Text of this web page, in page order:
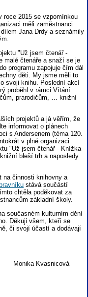
roce 2015 se vzpomínkou
měli zaměstnanci
Jana Drdy a seznámily
"Už jsem čtenář -
malé čtenáře a snaží se je
programu zapojuje čím dál
děti. My jsme měli to
svoji knihu. Poslední akcí
proběhl v rámci Vítání
prarodičům, … knižní
projektů a já věřím, že
informovat o plánech
s Andersenem (téma 120.
v plné organizaci
"Už jsem čtenář - Knížka
bleší trh a naposledy
na činnosti knihovny a
stává součástí
chtěla poděkovat za
základní školy.
současném kulturním dění
Děkuji všem, kteří se
či svojí účastí a dodávají
Monika Kvasnicová